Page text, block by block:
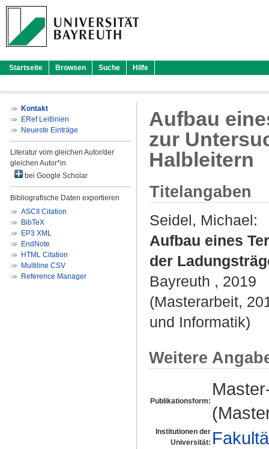
Startseite Browsen Suche Hilfe
Kontakt
ERef Leitlinien
Neueste Einträge
Literatur vom gleichen Autor/der
gleichen Autor*in
bei Google Scholar
Bibliografische Daten exportieren
ASCII Citation
BibTeX
EP3 XML
EndNote
HTML Citation
Multiline CSV
Reference Manager
Aufbau
zur
Halbleitern
Titelangaben
Seidel, Michael:
Aufbau eines
der
Bayreuth , 2019
(Masterarbeit,
und Informatik)
Weitere
Publikationsform:
Institutionen der
Universität: